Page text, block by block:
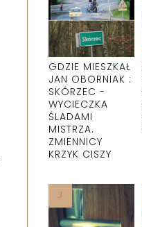
GDZIE MIESZKAŁ
JAN OBORNIAK :
SKÓRZEC -
WYCIECZKA
ŚLADAMI
MISTRZA.
ZMIENNICY
KRZYK CISZY